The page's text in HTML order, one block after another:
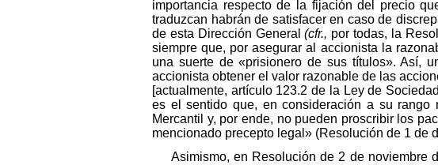
importancia respecto de la fijación del precio
traduzcan habrán de satisfacer en caso de
de esta Dirección General(cfr., por todas, la
siempre que, por asegurar al accionista la
una suerte de «prisionero de sus títulos». Así,
accionista obtener el valor razonable de las
[actualmente, artículo 123.2 de la Ley de
es el sentido que, en consideración a su
Mercantil y, por ende, no pueden proscribir los
mencionado precepto legal» (Resolución de 1 de
Asimismo, en Resolución de 2 de noviembre